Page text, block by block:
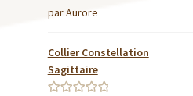
Note5sur 5
par Aurore
Collier Constellation
Sagittaire